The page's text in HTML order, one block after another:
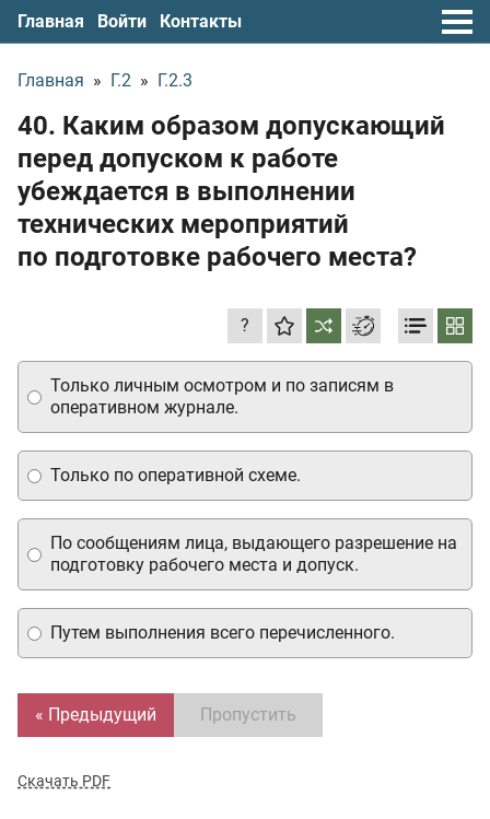
Главная Войти Контакты
Главная » Г.2 » Г.2.3
40. Каким образом допускающий
перед допуском к работе
убеждается в выполнении
технических мероприятий
по подготовке рабочего места?
?
Только по оперативной схеме.
Только личным осмотром и по записям в
оперативном журнале.
По сообщениям лица, выдающего разрешение на
подготовку рабочего места и допуск.
Путем выполнения всего перечисленного.
« Предыдущий Пропустить
Скачать PDF